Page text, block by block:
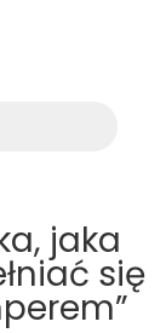
jaka
się